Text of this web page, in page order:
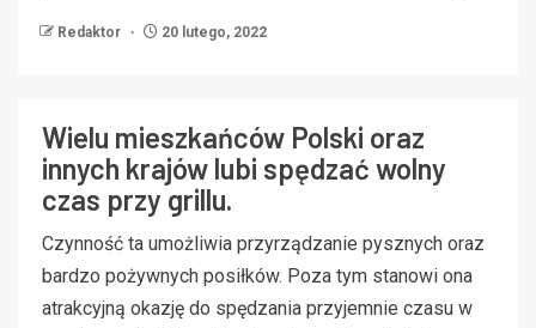
Redaktor 20 lutego, 2022
Wielu mieszkańców Polski oraz
innych krajów lubi spędzać wolny
czas przy grillu.
Czynność ta umożliwia przyrządzanie pysznych oraz
bardzo pożywnych posiłków. Poza tym stanowi ona
atrakcyjną okazję do spędzania przyjemnie czasu w